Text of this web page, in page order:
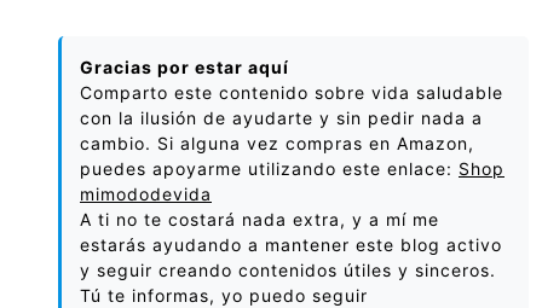
Gracias por estar aquí
Comparto este contenido sobre vida saludable
con la ilusión de ayudarte y sin pedir nada a
cambio. Si alguna vez compras en Amazon,
puedes apoyarme utilizando este enlace: Shop
mimododevida
A ti no te costará nada extra, y a mí me
estarás ayudando a mantener este blog activo
y seguir creando contenidos útiles y sinceros.
Tú te informas, yo puedo seguir